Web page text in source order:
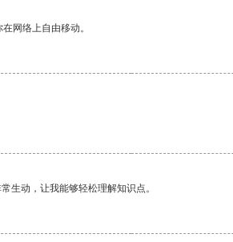
网络上自由移动。
生动，让我能够轻松理解知识点。